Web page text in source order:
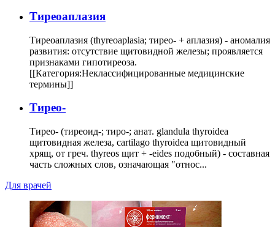
Тиреоаплазия
Тиреоаплазия (thyreoaplasia; тирео- + аплазия) - аномалия
развития: отсутствие щитовидной железы; проявляется
признаками гипотиреоза.
[[Категория:Неклассифицированные медицинские
термины]]
Тирео-
Тирео- (тиреоид-; тиро-; анат. glandula thyroidea
щитовидная железа, cartilago thyroidea щитовидный
хрящ, от греч. thyreos щит + -eides подобный) - составная
часть сложных слов, означающая "относ...
Для врачей